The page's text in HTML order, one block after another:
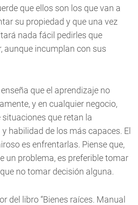
que ellos son los que van a
su propiedad y que una vez
nada fácil pedirles que
aunque incumplan con sus
que el aprendizaje no
y en cualquier negocio,
que retan la
habilidad de los más capaces. El
es enfrentarlas. Piense que,
un problema, es preferible tomar
no tomar decisión alguna.
del libro “Bienes raíces. Manual